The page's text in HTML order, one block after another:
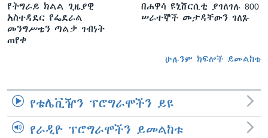
የትግራይ ክልል ጊዜያዊ
አስተዳደር የፌደራል
መንግሥቱን ጣልቃ ገብነት
ጠየቀ
በሐዋሳ ዩኒቨርሲቲ ያገለገሉ 800
ሠራተኞች መታዳቸውን ገለጹ
ሁሉንም ክፍሎች ይመልከቱ
የቴሌቪዥን ፕሮግራሞችን ይዩ
የራዲዮ ፕሮግራሞችን ይመልከቱ